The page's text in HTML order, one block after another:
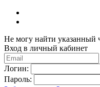
Не могу найти указанный
Вход в личный кабинет
Логин:
Пароль: